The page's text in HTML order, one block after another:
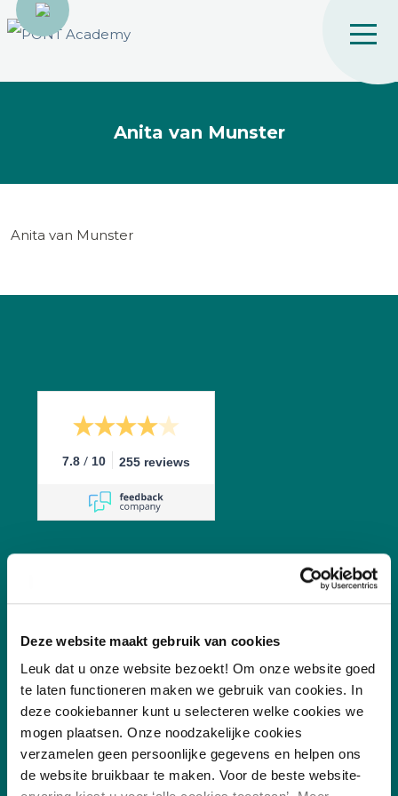
Deze website maakt gebruik van cookies
Leuk dat u onze website bezoekt! Om onze website goed
te laten functioneren maken we gebruik van cookies. In
deze cookiebanner kunt u selecteren welke cookies we
mogen plaatsen. Onze noodzakelijke cookies
verzamelen geen persoonlijke gegevens en helpen ons
de website bruikbaar te maken. Voor de beste website-
Anita van Munster
Anita van Munster
7.8 / 10 255 reviews
Leefomgeving
Digitalisering
Duurzaamheid
Sociaal